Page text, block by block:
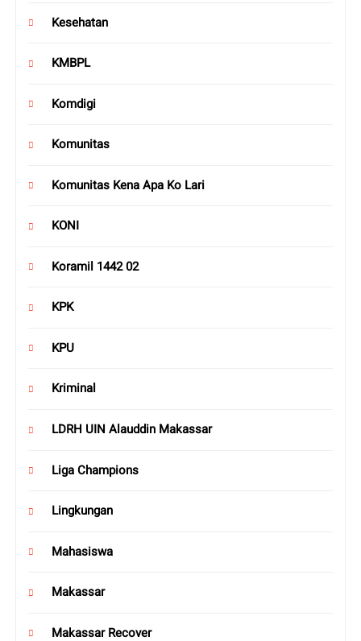
Kesehatan
KMBPL
Komdigi
Komunitas
Komunitas Kena Apa Ko Lari
KONI
Koramil 1442 02
KPK
KPU
Kriminal
LDRH UIN Alauddin Makassar
Liga Champions
Lingkungan
Mahasiswa
Makassar
Makassar Recover